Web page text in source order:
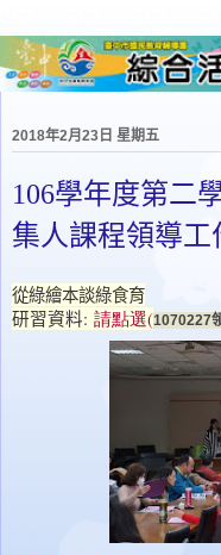
2018年2月23日 星期五
106學年度第二
集人課程領導工
從綠繪本談綠食育
研習資料: 請點選(1070227